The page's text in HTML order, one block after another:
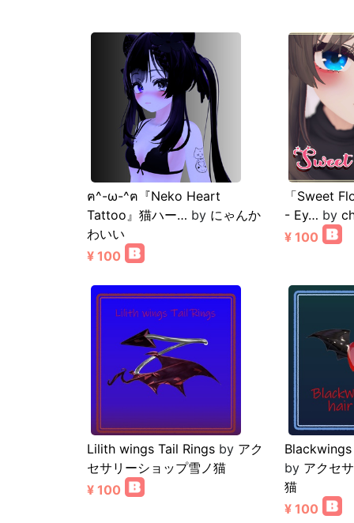
ฅ^-ω-^ฅ『Neko Heart
Tattoo』猫ハー… by にゃんか
わいい
¥ 100
「Sweet
- Ey… by
¥ 100
Lilith wings Tail Rings by アク
セサリーショップ雪ノ猫
¥ 100
by アクセ
猫
¥ 100